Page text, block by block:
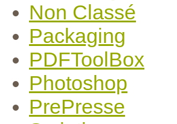
Non Classé
Packaging
PDFToolBox
Photoshop
PrePresse